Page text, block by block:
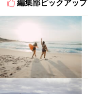
編集部ピックアップ